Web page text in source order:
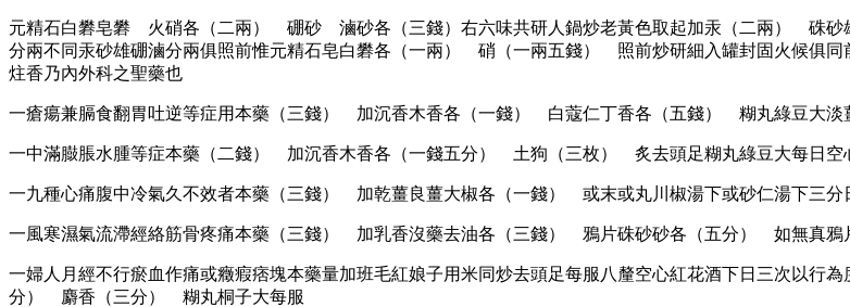
元精石白礬皂礬 火硝各（二兩） 硼砂 滷砂各（三錢）右六味共研人鍋炒老黃色取起加汞（二兩） 硃砂
分兩不同汞砂雄硼滷分兩俱照前惟元精石皂白礬各（一兩） 硝（一兩五錢） 照前炒研細入罐封固火候俱
炷香乃內外科之聖藥也
一瘡瘍兼膈食翻胃吐逆等症用本藥（三錢） 加沉香木香各（一錢） 白蔻仁丁香各（五錢） 糊丸綠豆大淡
一中滿臌脹水腫等症本藥（二錢） 加沉香木香各（一錢五分） 土狗（三枚） 炙去頭足糊丸綠豆大每日空
一九種心痛腹中冷氣久不效者本藥（三錢） 加乾薑良薑大椒各（一錢） 或末或丸川椒湯下或砂仁湯下三分
一風寒濕氣流滯經絡筋骨疼痛本藥（三錢） 加乳香沒藥去油各（三錢） 鴉片硃砂砂各（五分） 如無真鴉
一婦人月經不行瘀血作痛或癥瘕痞塊本藥量加班毛紅娘子用米同炒去頭足每服八釐空心紅花酒下日三次以行
分） 麝香（三分） 糊丸桐子大每服